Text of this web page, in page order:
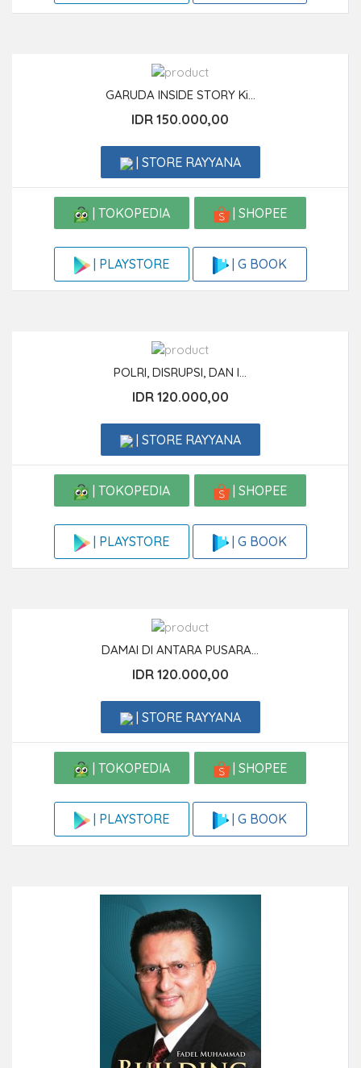
GARUDA INSIDE STORY Ki...
IDR 150.000,00
| STORE RAYYANA
| TOKOPEDIA | SHOPEE
| PLAYSTORE | G BOOK
POLRI, DISRUPSI, DAN I...
IDR 120.000,00
| STORE RAYYANA
| TOKOPEDIA | SHOPEE
| PLAYSTORE | G BOOK
DAMAI DI ANTARA PUSARA...
IDR 120.000,00
| STORE RAYYANA
| TOKOPEDIA | SHOPEE
| PLAYSTORE | G BOOK